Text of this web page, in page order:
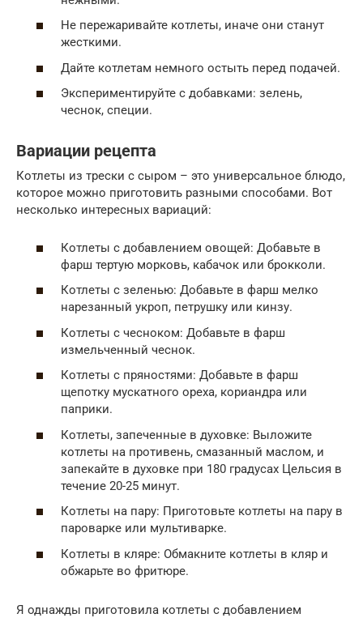
Не пережаривайте котлеты, иначе они станут
жесткими.
Дайте котлетам немного остыть перед подачей.
Экспериментируйте с добавками: зелень,
чеснок, специи.
Вариации рецепта
Котлеты из трески с сыром – это универсальное блюдо,
которое можно приготовить разными способами. Вот
несколько интересных вариаций:
Котлеты с добавлением овощей: Добавьте в
фарш тертую морковь, кабачок или брокколи.
Котлеты с зеленью: Добавьте в фарш мелко
нарезанный укроп, петрушку или кинзу.
Котлеты с чесноком: Добавьте в фарш
измельченный чеснок.
Котлеты с пряностями: Добавьте в фарш
щепотку мускатного ореха, кориандра или
паприки.
Котлеты, запеченные в духовке: Выложите
котлеты на противень, смазанный маслом, и
запекайте в духовке при 180 градусах Цельсия в
течение 20-25 минут.
Котлеты на пару: Приготовьте котлеты на пару в
пароварке или мультиварке.
Котлеты в кляре: Обмакните котлеты в кляр и
обжарьте во фритюре.
Я однажды приготовила котлеты с добавлением